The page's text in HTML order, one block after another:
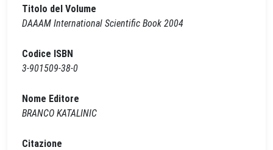
Titolo del Volume
DAAAM International Scientific Book 2004
Codice ISBN
3-901509-38-0
Nome Editore
BRANCO KATALINIC
Citazione